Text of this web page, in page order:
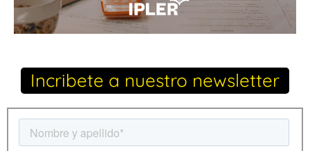
Incribete a nuestro newsletter